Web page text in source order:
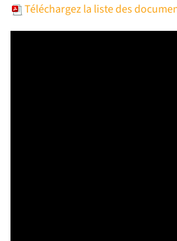
Téléchargez la liste des